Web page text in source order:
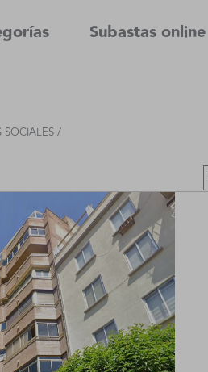
Subastas online
SOCIALES /